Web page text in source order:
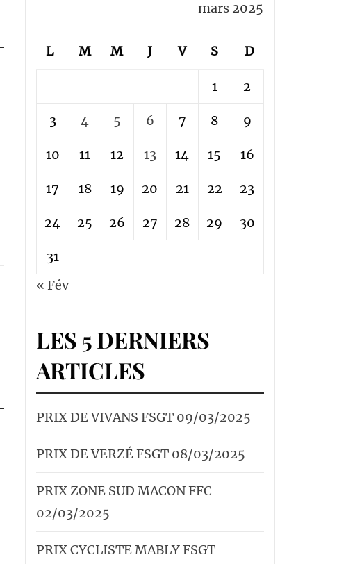
mars 2025
L M M J V S D
1 2
3 4 5 6 7 8 9
10 11 12 13 14 15 16
17 18 19 20 21 22 23
24 25 26 27 28 29 30
31
« Fév
LES 5 DERNIERS
ARTICLES
PRIX DE VIVANS FSGT 09/03/2025
PRIX DE VERZÉ FSGT 08/03/2025
PRIX ZONE SUD MACON FFC
02/03/2025
PRIX CYCLISTE MABLY FSGT